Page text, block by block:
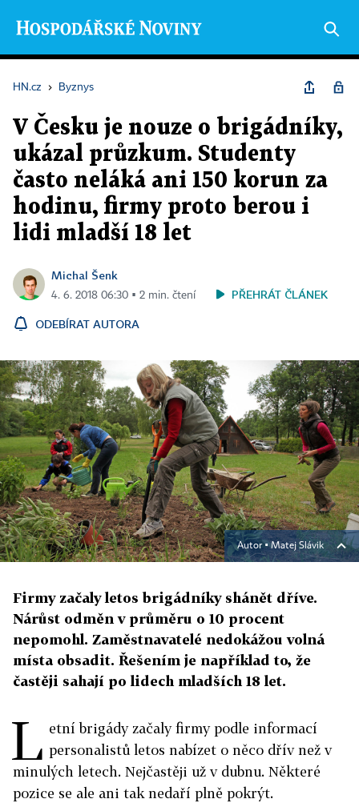
HN.cz › Byznys
V Česku je nouze o brigádníky,
ukázal průzkum. Studenty
často neláká ani 150 korun za
hodinu, firmy proto berou i
lidi mladší 18 let
Michal Šenk
4. 6. 2018 06:30 ▪ 2 min. čtení PŘEHRÁT ČLÁNEK
ODEBÍRAT AUTORA
Autor ▪Matej Slávik
Firmy začaly letos brigádníky shánět dříve.
Nárůst odměn v průměru o 10 procent
nepomohl. Zaměstnavatelé nedokážou volná
místa obsadit. Řešením je například to, že
častěji sahají po lidech mladších 18 let.
L etní brigády začaly firmy podle informací
personalistů letos nabízet o něco dřív než v
minulých letech. Nejčastěji už v dubnu. Některé
pozice se ale ani tak nedaří plně pokrýt.